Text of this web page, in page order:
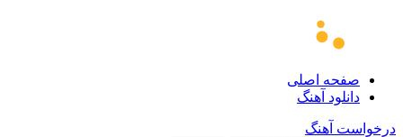
صفحه اصلی
دانلود آهنگ
درخواست آهنگ